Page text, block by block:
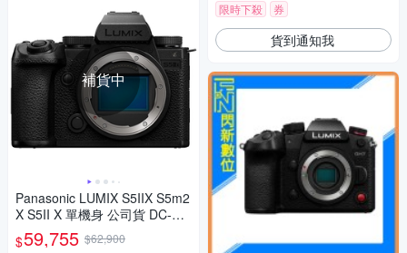
補貨中
Panasonic LUMIX S5IIX S5m2
X S5II X 單機身 公司貨 DC-S5
M2X
$59,755 $62,900
限時下殺
券
貨到通知我